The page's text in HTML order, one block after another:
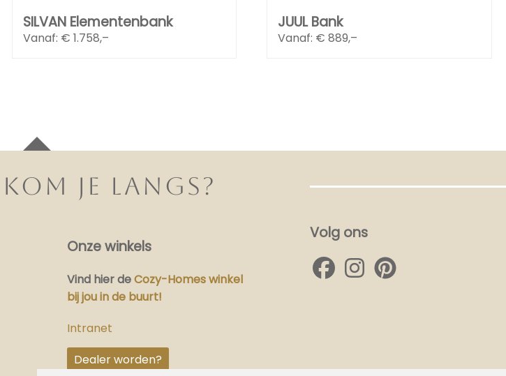
SILVAN Elementenbank
Vanaf: € 1.758,–
JUUL Bank
Vanaf: €889,–
JE LANGS?
Onze winkels
Vind hierdeCozy-Homes winkel
bij jou in de buurt!
Intranet
Dealer worden?
Volg ons